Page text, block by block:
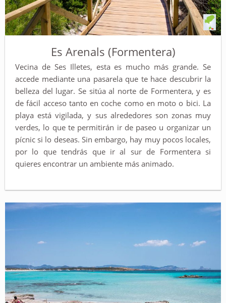
Es Arenals (Formentera)
Vecina de Ses Illetes, esta es mucho más grande. Se
accede mediante una pasarela que te hace descubrir la
belleza del lugar. Se sitúa al norte de Formentera, y es
de fácil acceso tanto en coche como en moto o bici. La
playa está vigilada, y sus alrededores son zonas muy
verdes, lo que te permitirán ir de paseo u organizar un
pícnic si lo deseas. Sin embargo, hay muy pocos locales,
por lo que tendrás que ir al sur de Formentera si
quieres encontrar un ambiente más animado.